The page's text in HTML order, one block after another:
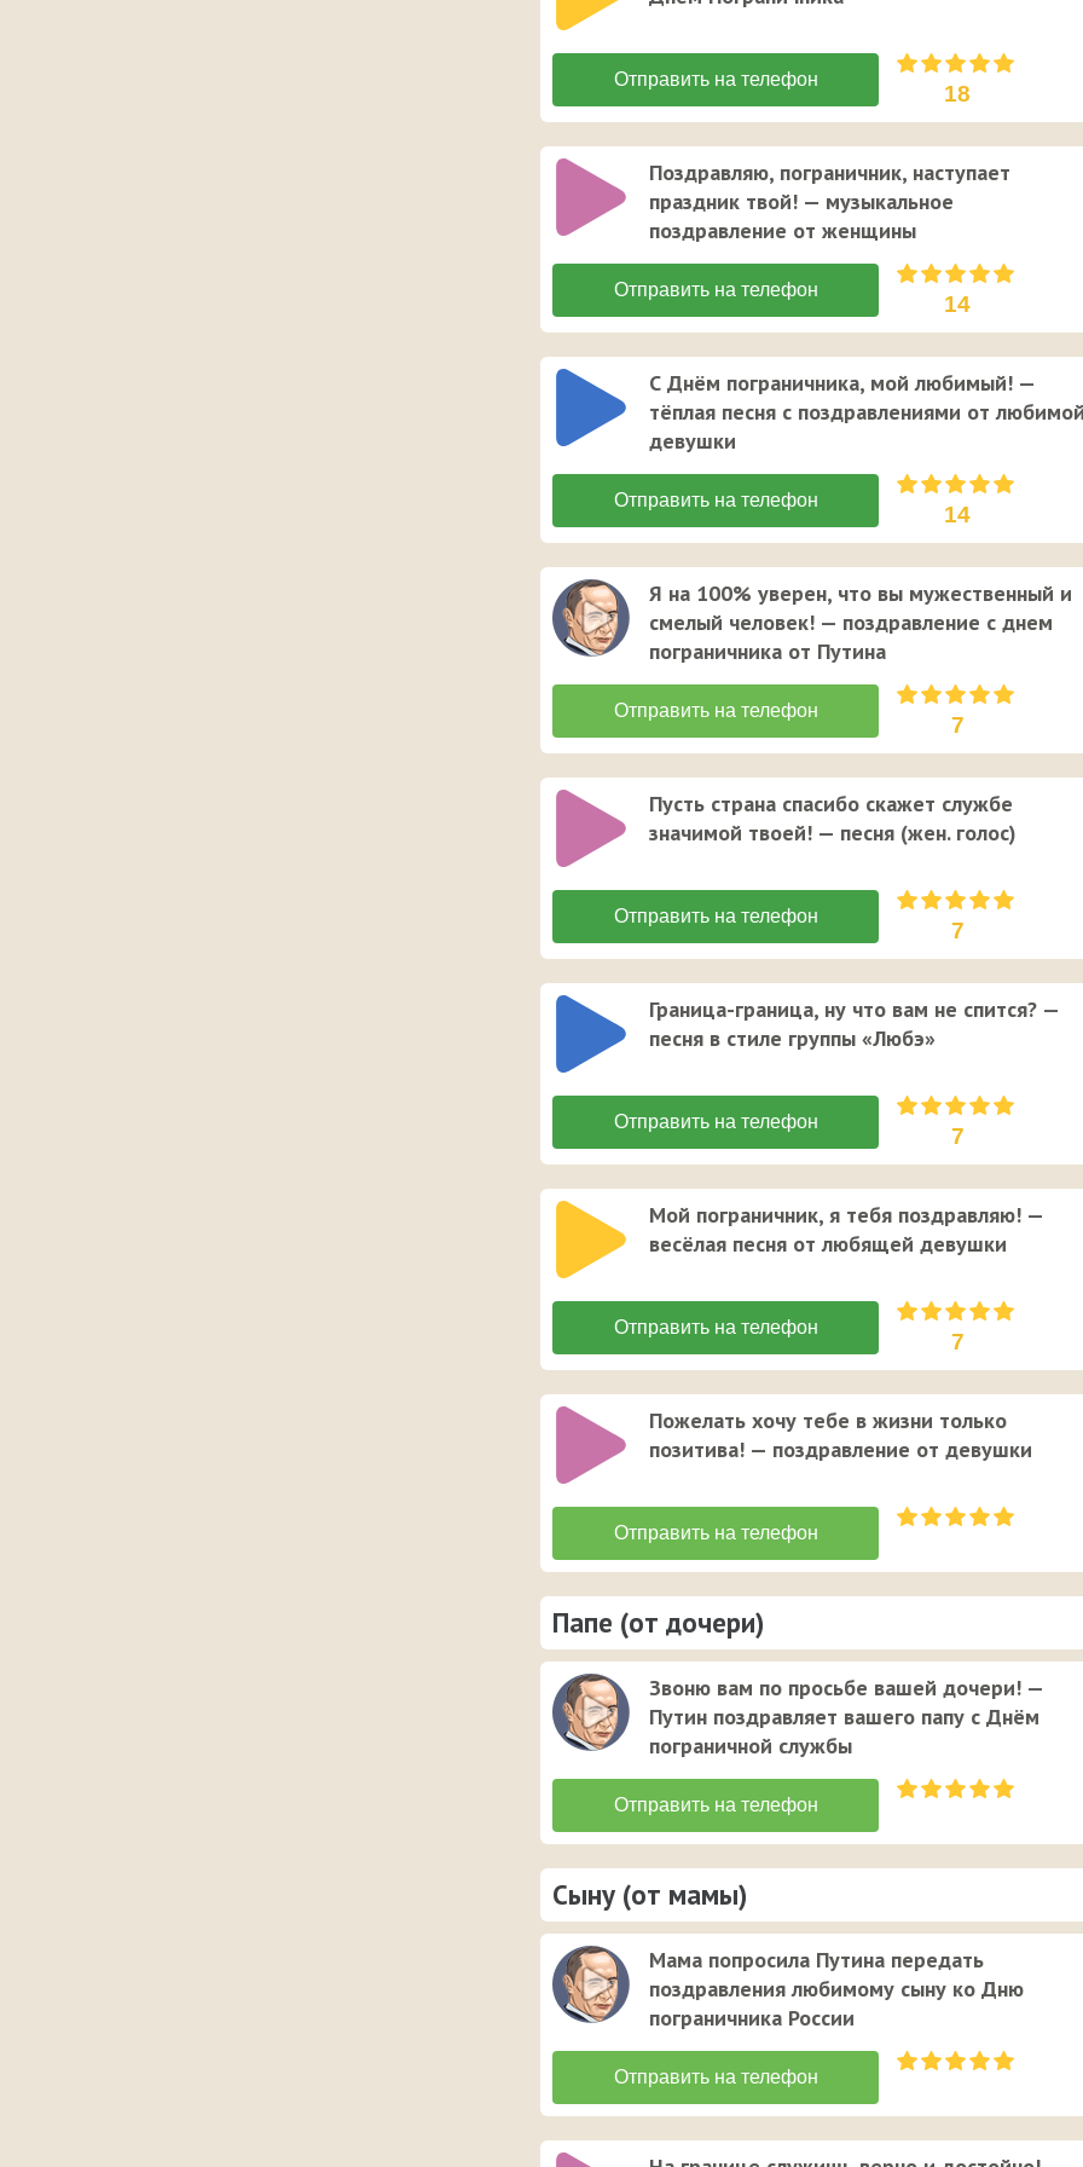
18
Поздравляю, пограничник, наступает
праздник твой! — музыкальное
поздравление от женщины
14
С Днём пограничника, мой любимый! —
тёплая песня с поздравлениями от
девушки
14
Я на 100% уверен, что вы мужественный и
смелый человек! — поздравление с днем
пограничника от Путина
7
Пусть страна спасибо скажет службе
значимой твоей! — песня (жен. голос)
7
Граница-граница, ну что вам не спится? —
песня в стиле группы «Любэ»
7
Мой пограничник, я тебя поздравляю! —
весёлая песня от любящей девушки
7
Пожелать хочу тебе в жизни только
позитива! — поздравление от девушки
Папе (от дочери)
Звоню вам по просьбе вашей дочери! —
Путин поздравляет вашего папу с Днём
пограничной службы
Сыну (от мамы)
Мама попросила Путина передать
поздравления любимому сыну ко Дню
пограничника России